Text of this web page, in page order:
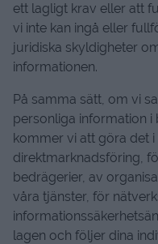
ett lagligt krav eller att
vi inte kan ingå eller
juridiska skyldigheter
informationen.
På samma sätt, om vi
personliga information i
kommer vi att göra det
direktmarknadsföring,
bedrägerier, av
våra tjänster, för
lagen och följer dina